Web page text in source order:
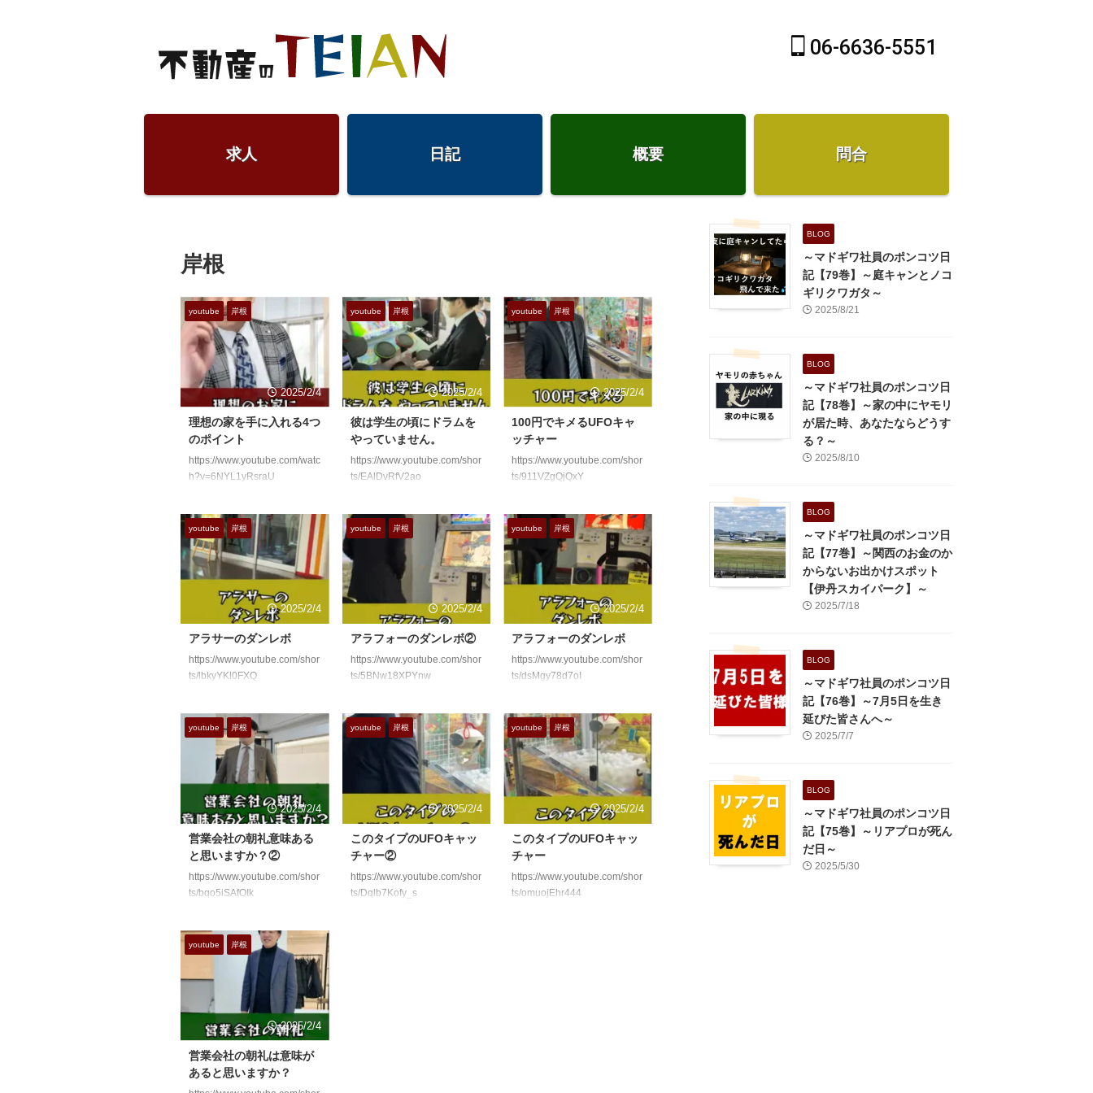
06-6636-5551
求人 日記 概要 問合
岸根
youtube 岸根
2025/2/4
理想の家を手に入れる4つ
のポイント
https://www.youtube.com/watc
h?v=6NYL1yRsraU
youtube 岸根
2025/2/4
彼は学生の頃にドラムを
やっていません。
https://www.youtube.com/shor
ts/EAlDvRfV2ao
youtube 岸根
2025/2/4
100円でキメるUFOキャ
ッチャー
https://www.youtube.com/shor
ts/911VZgQjQxY
youtube 岸根
2025/2/4
アラサーのダンレボ
https://www.youtube.com/shor
ts/lbkyYKl0FXQ
youtube 岸根
2025/2/4
アラフォーのダンレボ②
https://www.youtube.com/shor
ts/5BNw18XPYnw
youtube 岸根
2025/2/4
アラフォーのダンレボ
https://www.youtube.com/shor
ts/dsMgy78d7oI
youtube 岸根
2025/2/4
営業会社の朝礼意味ある
と思いますか？②
https://www.youtube.com/shor
ts/bqo5iSAfOIk
youtube 岸根
2025/2/4
このタイプのUFOキャッ
チャー②
https://www.youtube.com/shor
ts/Dqlb7Kofy_s
youtube 岸根
2025/2/4
このタイプのUFOキャッ
チャー
https://www.youtube.com/shor
ts/omuojEhr444
youtube 岸根
2025/2/4
営業会社の朝礼は意味が
あると思いますか？
BLOG
～マドギワ社員のポンコツ日
記【79巻】～庭キャンとノコ
ギリクワガタ～
2025/8/21
BLOG
～マドギワ社員のポンコツ日
記【78巻】～家の中にヤモリ
が居た時、あなたならどうす
る？～
2025/8/10
BLOG
～マドギワ社員のポンコツ日
記【77巻】～関西のお金のか
からないお出かけスポット
【伊丹スカイパーク】～
2025/7/18
BLOG
～マドギワ社員のポンコツ日
記【76巻】～7月5日を生き
延びた皆さんへ～
2025/7/7
BLOG
～マドギワ社員のポンコツ日
記【75巻】～リアプロが死ん
だ日～
2025/5/30